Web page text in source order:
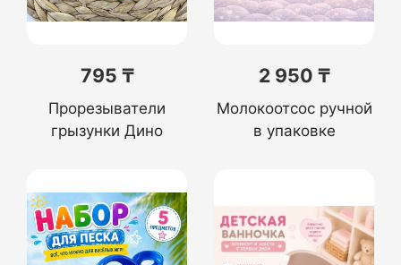
795 ₸
Прорезыватели
грызунки Дино
2 950 ₸
Молокоотсос ручной
в упаковке